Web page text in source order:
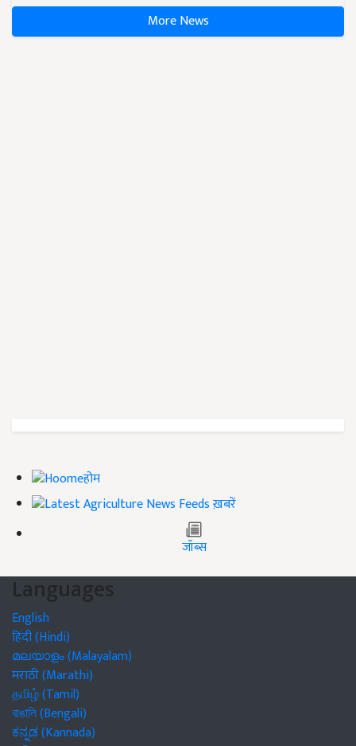
More News
होम
ख़बरें
जॉब्स
Languages
English
हिंदी (Hindi)
മലയാളം (Malayalam)
मराठी (Marathi)
தமிழ் (Tamil)
বাঙালি (Bengali)
ಕನ್ನಡ (Kannada)